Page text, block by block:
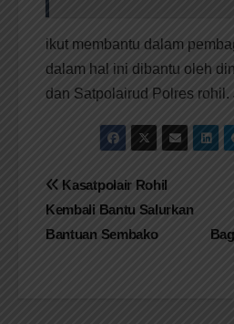
ikut membantu dalam
dalam hal ini dibantu oleh
dan Satpolairud Polres rohil.
Navigasi
pos
Kasatpolair Rohil
Kembali Bantu Salurkan
Bantuan Sembako